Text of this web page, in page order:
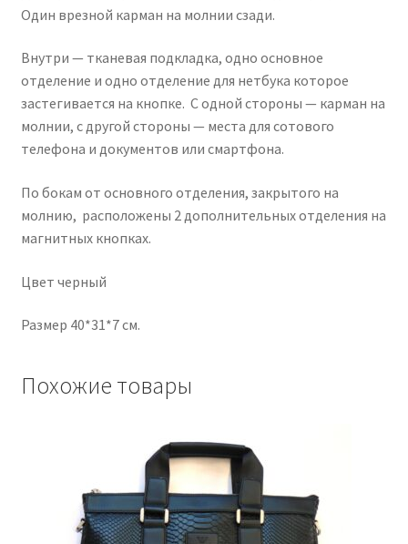
Один врезной карман на молнии сзади.
Внутри — тканевая подкладка, одно основное
отделение и одно отделение для нетбука которое
застегивается на кнопке. С одной стороны — карман на
молнии, с другой стороны — места для сотового
телефона и документов или смартфона.
По бокам от основного отделения, закрытого на
молнию, расположены 2 дополнительных отделения на
магнитных кнопках.
Цвет черный
Размер 40*31*7 см.
Похожие товары